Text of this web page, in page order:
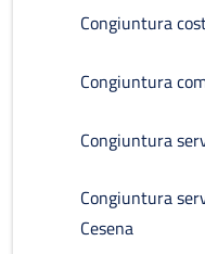
Congiuntura
Congiuntura
Congiuntura
Congiuntura
Cesena